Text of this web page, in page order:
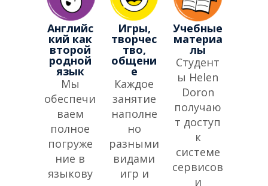
Английс
кий как
второй
родной
язык
Мы
обеспечи
ваем
полное
погруже
ние в
языкову
Игры,
творчес
тво,
общени
е
Каждое
занятие
наполне
но
разными
видами
игр и
Учебные
материа
лы
Студент
ы Helen
Doron
получаю
т доступ
к
системе
сервисов
и